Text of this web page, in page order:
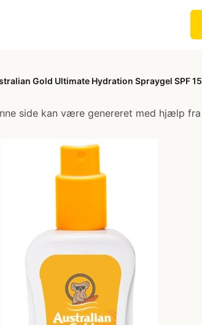
Gold Ultimate Hydration Spraygel SPF
side kan være genereret med hjælp fra